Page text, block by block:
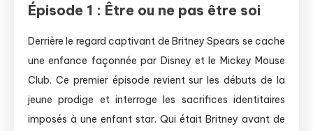
Épisode 1 : Être ou ne pas être soi
Derrière le regard captivant de Britney Spears se cache
une enfance façonnée par Disney et le Mickey Mouse
Club. Ce premier épisode revient sur les débuts de la
jeune prodige et interroge les sacrifices identitaires
imposés à une enfant star. Qui était Britney avant de